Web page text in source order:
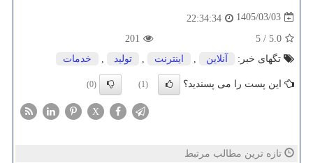
1405/03/03
22:34:34
5.0
/
5
201
تگهای خبر:
آنلاین اینترنت تولید خدمات
این پست را می پسندید؟ (1)
(0)
X
تازه ترین مطالب مرتبط